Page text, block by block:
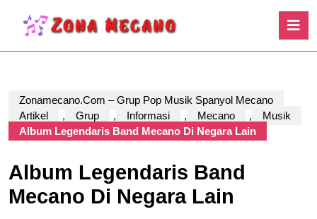
content
Zonamecano.Com – Grup Pop Musik Spanyol Mecano
Artikel
, Grup , Informasi , Mecano ,
Musik
Album Legendaris Band Mecano Di Negara Lain
Album Legendaris Band
Mecano Di Negara Lain